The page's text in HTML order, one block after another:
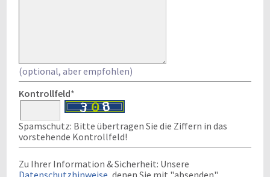
(optional, aber empfohlen)
Kontrollfeld*
Spamschutz: Bitte übertragen Sie die Ziffern in das
vorstehende Kontrollfeld!
Zu Ihrer Information & Sicherheit: Unsere
Datenschutzhinweise, denen Sie mit "absenden"